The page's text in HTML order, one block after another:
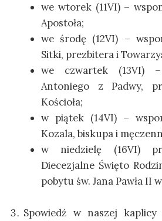
we wtorek (11VI) –
Apostoła;
we środę (12VI) –
Sitki, prezbitera i
we czwartek (13VI)
Antoniego z Padwy,
Kościoła;
w piątek (14VI) –
Kozala, biskupa i
w niedzielę (16VI)
Diecezjalne Święto
pobytu św. Jana Pawła II
Spowiedź w naszej kaplicy